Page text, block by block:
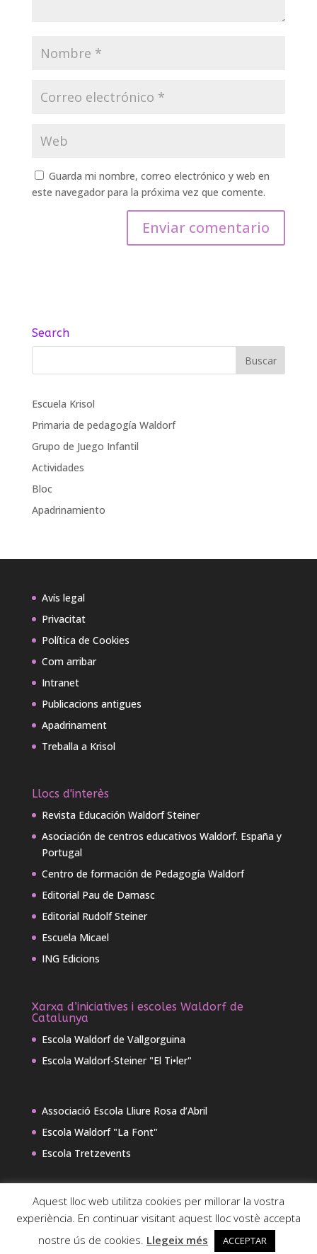
Guarda mi nombre, correo electrónico y web en
este navegador para la próxima vez que comente.
Search
Escuela Krisol
Primaria de pedagogía Waldorf
Grupo de Juego Infantil
Actividades
Bloc
Apadrinamiento
Avís legal
Privacitat
Política de Cookies
Com arribar
Intranet
Publicacions antigues
Apadrinament
Treballa a Krisol
Llocs d'interès
Revista Educación Waldorf Steiner
Asociación de centros educativos Waldorf. España y
Portugal
Centro de formación de Pedagogía Waldorf
Editorial Pau de Damasc
Editorial Rudolf Steiner
Escuela Micael
ING Edicions
Xarxa d’iniciatives i escoles Waldorf de
Catalunya
Escola Waldorf de Vallgorguina
Escola Waldorf-Steiner "El Ti•ler"
Associació Escola Lliure Rosa d’Abril
Escola Waldorf "La Font"
Escola Tretzevents
Aquest lloc web utilitza cookies per millorar la vostra
experiència. En continuar visitant aquest lloc vostè accepta
nostre ús de cookies. Llegeix més ACCEPTAR